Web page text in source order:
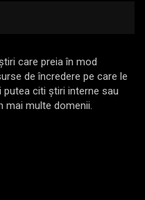
care preia în mod
de încredere pe care le
putea citi ştiri interne sau
mai multe domenii.